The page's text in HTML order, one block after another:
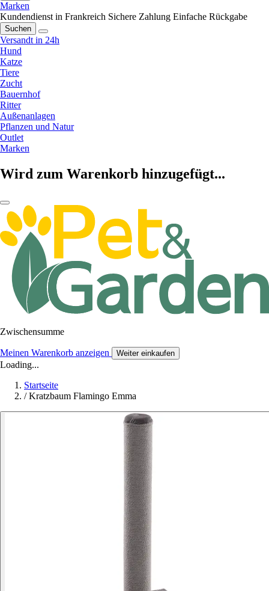
Marken
Kundendienst in Frankreich Sichere Zahlung Einfache Rückgabe
Suchen
Versandt in 24h
Hund
Katze
Tiere
Zucht
Bauernhof
Ritter
Außenanlagen
Pflanzen und Natur
Outlet
Marken
Wird zum Warenkorb hinzugefügt...
Zwischensumme
Meinen Warenkorb anzeigen Weiter einkaufen
Loading...
Startseite
/ Kratzbaum Flamingo Emma